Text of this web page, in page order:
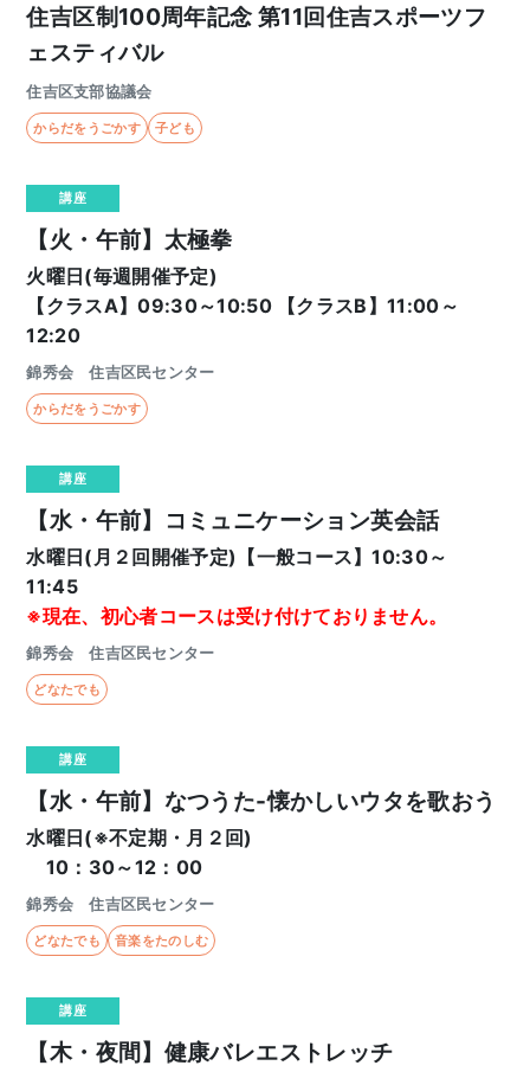
住吉区制100周年記念 第11回住吉スポーツフ
ェスティバル
住吉区支部協議会
からだをうごかす 子ども
講座
【火・午前】太極拳
火曜日(毎週開催予定)
【クラスA】09:30～10:50 【クラスB】11:00～
12:20
錦秀会 住吉区民センター
からだをうごかす
講座
【水・午前】コミュニケーション英会話
水曜日(月２回開催予定)【一般コース】10:30～
11:45
※現在、初心者コースは受け付けておりません。
錦秀会 住吉区民センター
どなたでも
講座
【水・午前】なつうた-懐かしいウタを歌おう
水曜日(※不定期・月２回)
10：30～12：00
錦秀会 住吉区民センター
どなたでも 音楽をたのしむ
講座
【木・夜間】健康バレエストレッチ